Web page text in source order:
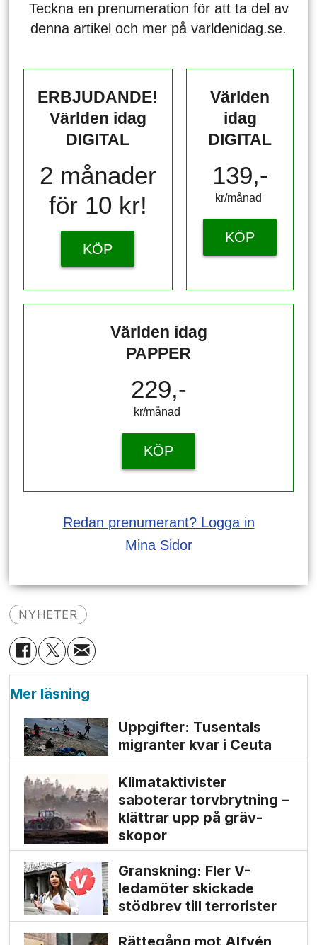
Teckna en prenumeration för att ta del av
denna artikel och mer på varldenidag.se.
ERBJUDANDE!
Världen idag
DIGITAL
2 månader
för 10 kr!
KÖP
Världen
idag
DIGITAL
139,-
kr/månad ​​​​​​
KÖP
Världen idag
PAPPER
229,-
kr/månad ​​​​​​
KÖP
Redan prenumerant? Logga in
Mina Sidor
NYHETER
Mer läsning
Uppgifter: Tusentals
migranter kvar i Ceuta
Klimat­aktivister
saboterar torv­brytning –
klättrar upp på gräv­
skopor
Granskning: Fler V-
ledamöter skickade
stödbrev till terrorister
Rättegång mot Alfvén